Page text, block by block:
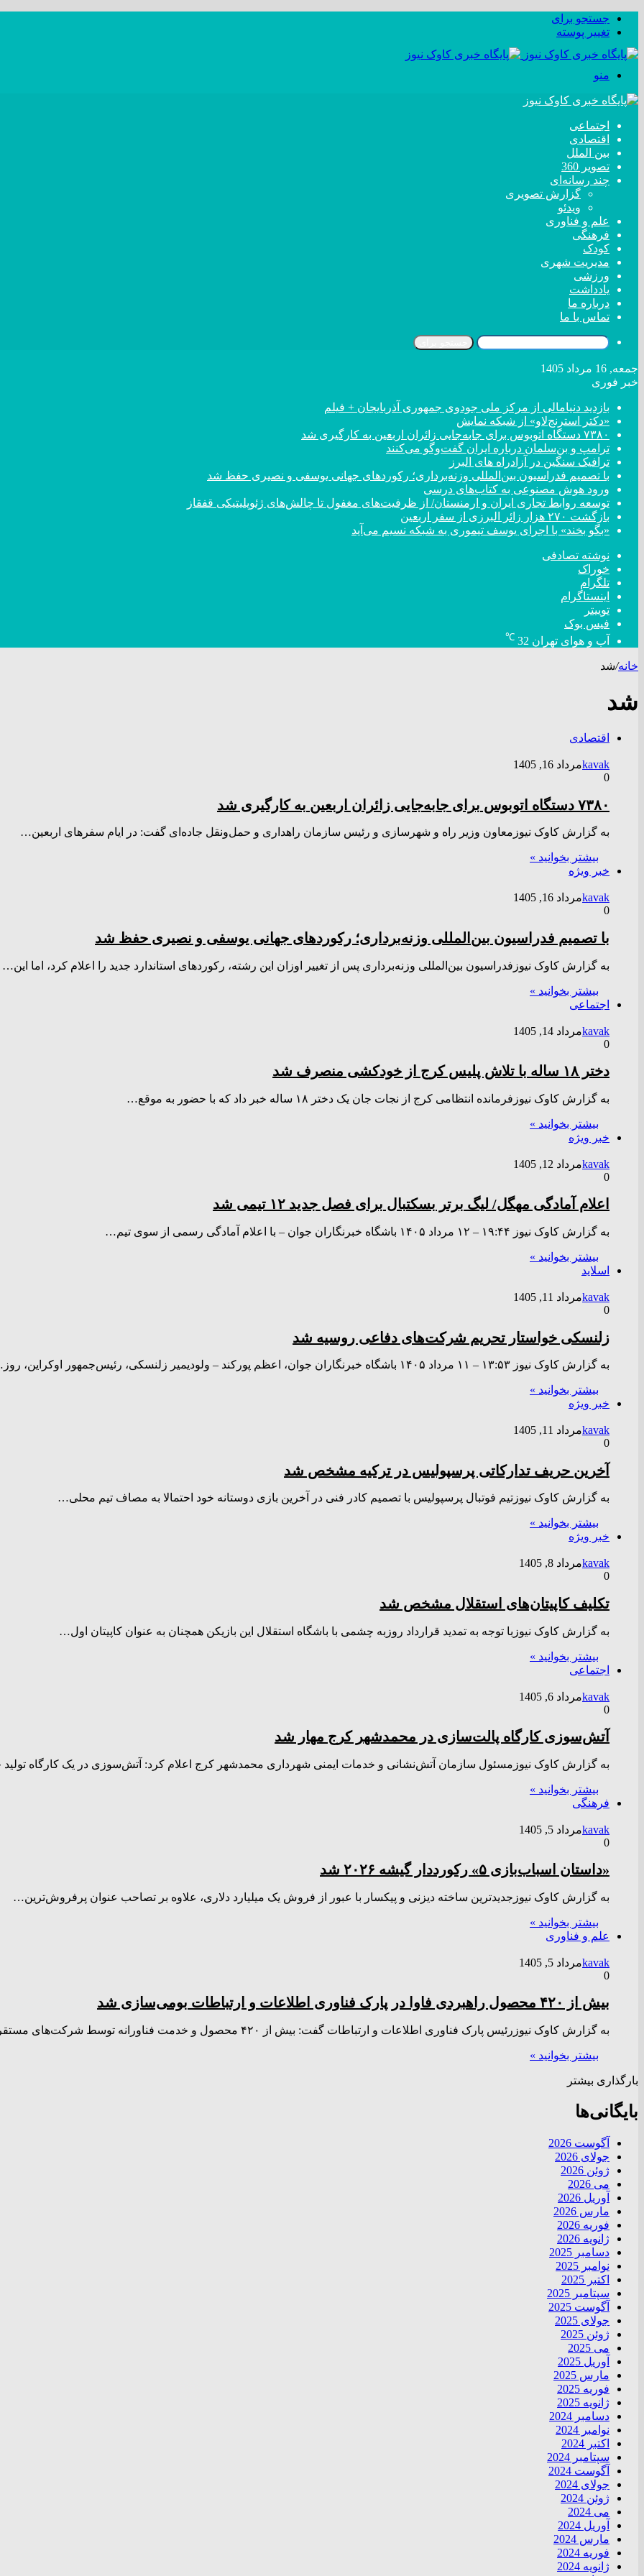
جستجو برای
تغییر پوسته
منو
اجتماعی
اقتصادی
بین الملل
تصویر 360
چند رسانه‌ای
گزارش تصویری
ویدئو
علم و فناوری
فرهنگی
کودک
مدیریت شهری
ورزشی
یادداشت
درباره ما
تماس با ما
جمعه, 16 مرداد 1405
خبر فوری
بازدید دنیامالی از مرکز ملی جودوی جمهوری آذربایجان + فیلم
«دکتر استرنج‌لاو» از شبکه نمایش
۷۳۸۰ دستگاه اتوبوس برای جابه‌جایی زائران اربعین به کارگیری شد
ترامپ و بن‌سلمان درباره ایران گفت‌و‌گو می‌کنند
ترافیک سنگین در آزادراه های البرز
با تصمیم فدراسیون بین‌المللی وزنه‌برداری؛ رکورد‌های جهانی یوسفی و نصیری حفظ شد
ورود هوش مصنوعی به کتاب‌های درسی
توسعه روابط تجاری ایران و ارمنستان/ از ظرفیت‌های مغفول تا چالش‌های ژئوپلیتیکی قفقاز
بازگشت ۲۷۰ هزار زائر البرزی از سفر اربعین
«بگو بخند» با اجرای یوسف تیموری به شبکه نسیم می‌آید
نوشته تصادفی
خوراک
تلگرام
اینستاگرام
توییتر
فیس بوک
آب و هوای تهران 32
℃
خانه/شد
شد
اقتصادی
kavakمرداد 16, 1405
0
۷۳۸۰ دستگاه اتوبوس برای جابه‌جایی زائران اربعین به کارگیری شد
به گزارش کاوک نیوزمعاون وزیر راه و شهرسازی و رئیس سازمان راهداری و حمل‌ونقل جاده‌ای گفت: در ایام سفرهای اربعین…
بیشتر بخوانید »
خبر ویژه
kavakمرداد 16, 1405
0
با تصمیم فدراسیون بین‌المللی وزنه‌برداری؛ رکورد‌های جهانی یوسفی و نصیری حفظ شد
به گزارش کاوک نیوزفدراسیون بین‌المللی وزنه‌برداری پس از تغییر اوزان این رشته، رکورد‌های استاندارد جدید را اعلام کرد، اما این…
بیشتر بخوانید »
اجتماعی
kavakمرداد 14, 1405
0
دختر ‌۱۸‌ ‌ساله‌ با تلاش پلیس کرج از خودکشی منصرف شد
به گزارش کاوک نیوزفرمانده‌ ‌انتظامی‌ ‌کرج‌ ‌از ‌نجات‌ ‌جان‌ ‌یک‌ ‌دختر ‌۱۸ ساله‌ ‌خبر ‌داد ‌که‌ ‌با ‌حضور ‌به‌ ‌موقع‌…
بیشتر بخوانید »
خبر ویژه
kavakمرداد 12, 1405
0
اعلام آمادگی مهگل/ لیگ برتر بسکتبال برای فصل جدید ۱۲ تیمی شد
به گزارش کاوک نیوز ۱۹:۴۴ – ۱۲ مرداد ۱۴۰۵ باشگاه خبرنگاران جوان – با اعلام آمادگی رسمی از سوی تیم…
بیشتر بخوانید »
اسلاید
kavakمرداد 11, 1405
0
زلنسکی خواستار تحریم شرکت‌های دفاعی روسیه شد
به گزارش کاوک نیوز ۱۳:۵۳ – ۱۱ مرداد ۱۴۰۵ باشگاه خبرنگاران جوان، اعظم پورکند – ولودیمیر زلنسکی، رئیس‌جمهور اوکراین، روز…
بیشتر بخوانید »
خبر ویژه
kavakمرداد 11, 1405
0
آخرین حریف تدارکاتی پرسپولیس در ترکیه مشخص شد
به گزارش کاوک نیوزتیم فوتبال پرسپولیس با تصمیم کادر فنی در آخرین بازی دوستانه خود احتمالا به مصاف تیم محلی…
بیشتر بخوانید »
خبر ویژه
kavakمرداد 8, 1405
0
تکلیف کاپیتان‌های استقلال مشخص شد
به گزارش کاوک نیوزبا توجه به تمدید قرارداد روزبه چشمی با باشگاه استقلال این بازیکن همچنان به عنوان کاپیتان اول…
بیشتر بخوانید »
اجتماعی
kavakمرداد 6, 1405
0
آتش‌سوزی کارگاه پالت‌سازی در محمدشهر کرج مهار شد
به گزارش کاوک نیوزمسئول سازمان آتش‌نشانی و خدمات ایمنی شهرداری محمدشهر کرج اعلام کرد: آتش‌سوزی در یک کارگاه
بیشتر بخوانید »
فرهنگی
kavakمرداد 5, 1405
0
«داستان اسباب‌بازی ۵» رکورددار گیشه ۲۰۲۶ شد
به گزارش کاوک نیوزجدیدترین ساخته دیزنی و پیکسار با عبور از فروش یک میلیارد دلاری، علاوه بر تصاحب عنوان پرفروش‌ترین…
بیشتر بخوانید »
علم و فناوری
kavakمرداد 5, 1405
0
بیش از ۴۲۰ محصول راهبردی فاوا در پارک فناوری اطلاعات و ارتباطات بومی‌سازی شد
به گزارش کاوک نیوزرئیس پارک فناوری اطلاعات و ارتباطات گفت: بیش از ۴۲۰ محصول و خدمت فناورانه توسط شرکت‌های مستقر…
بیشتر بخوانید »
بارگذاری بیشتر
بایگانی‌ها
آگوست 2026
جولای 2026
ژوئن 2026
می 2026
آوریل 2026
مارس 2026
فوریه 2026
ژانویه 2026
دسامبر 2025
نوامبر 2025
اکتبر 2025
سپتامبر 2025
آگوست 2025
جولای 2025
ژوئن 2025
می 2025
آوریل 2025
مارس 2025
فوریه 2025
ژانویه 2025
دسامبر 2024
نوامبر 2024
اکتبر 2024
سپتامبر 2024
آگوست 2024
جولای 2024
ژوئن 2024
می 2024
آوریل 2024
مارس 2024
فوریه 2024
ژانویه 2024